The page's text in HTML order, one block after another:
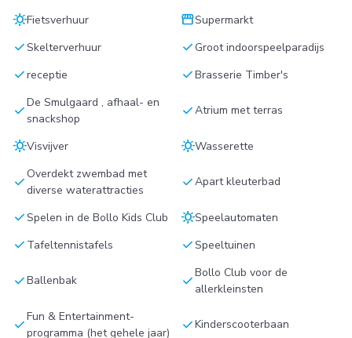
sunnyFietsverhuur storefrontSupermarkt
checkSkelterverhuur check Groot indoorspeelparadijs
checkreceptie checkBrasserie Timber's
checkDe Smulgaard , afhaal- en
snackshop
checkAtrium met terras
sunnyVisvijver sunnyWasserette
check Overdekt zwembad met
diverse waterattracties
checkApart kleuterbad
checkSpelen in de Bollo Kids Club sunnySpeelautomaten
check Tafeltennistafels checkSpeeltuinen
checkBallenbak checkBollo Club voor de
allerkleinsten
checkFun & Entertainment-
programma (het gehele jaar)
checkKinderscooterbaan